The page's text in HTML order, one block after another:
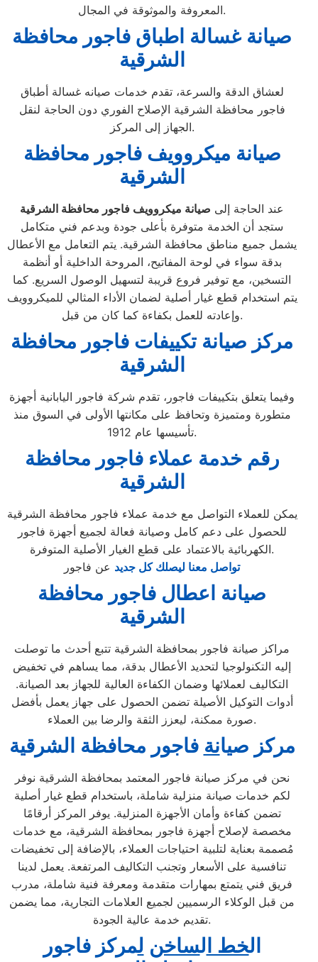
المعروفة والموثوقة في المجال.
صيانة غسالة اطباق فاجور محافظة
الشرقية
لعشاق الدقة والسرعة، تقدم خدمات صيانه غسالة أطباق
فاجور محافظة الشرقية الإصلاح الفوري دون الحاجة لنقل
الجهاز إلى المركز.
صيانة ميكروويف فاجور محافظة
الشرقية
عند الحاجة إلى صيانة ميكروويف فاجور محافظة الشرقية
ستجد أن الخدمة متوفرة بأعلى جودة وبدعم فني متكامل
يشمل جميع مناطق محافظة الشرقية. يتم التعامل مع الأعطال
بدقة سواء في لوحة المفاتيح، المروحة الداخلية أو أنظمة
التسخين، مع توفير فروع قريبة لتسهيل الوصول السريع. كما
يتم استخدام قطع غيار أصلية لضمان الأداء المثالي للميكروويف
وإعادته للعمل بكفاءة كما كان من قبل.
مركز صيانة تكييفات فاجور محافظة
الشرقية
وفيما يتعلق بتكييفات فاجور، تقدم شركة فاجور اليابانية أجهزة
متطورة ومتميزة وتحافظ على مكانتها الأولى في السوق منذ
تأسيسها عام 1912.
رقم خدمة عملاء فاجور محافظة
الشرقية
يمكن للعملاء التواصل مع خدمة عملاء فاجور محافظة الشرقية
للحصول على دعم كامل وصيانة فعالة لجميع أجهزة فاجور
الكهربائية بالاعتماد على قطع الغيار الأصلية المتوفرة.
تواصل معنا ليصلك كل جديد عن فاجور
صيانة اعطال فاجور محافظة
الشرقية
مراكز صيانة فاجور بمحافظة الشرقية تتبع أحدث ما توصلت
إليه التكنولوجيا لتحديد الأعطال بدقة، مما يساهم في تخفيض
التكاليف لعملائها وضمان الكفاءة العالية للجهاز بعد الصيانة.
أدوات التوكيل الأصيلة تضمن الحصول على جهاز يعمل بأفضل
صورة ممكنة، ليعزز الثقة والرضا بين العملاء.
مركز صيانة فاجور محافظة الشرقية
نحن في مركز صيانة فاجور المعتمد بمحافظة الشرقية نوفر
لكم خدمات صيانة منزلية شاملة، باستخدام قطع غيار أصلية
تضمن كفاءة وأمان الأجهزة المنزلية. يوفر المركز أرقامًا
مخصصة لإصلاح أجهزة فاجور بمحافظة الشرقية، مع خدمات
مُصممة بعناية لتلبية احتياجات العملاء، بالإضافة إلى تخفيضات
تنافسية على الأسعار وتجنب التكاليف المرتفعة. يعمل لدينا
فريق فني يتمتع بمهارات متقدمة ومعرفة فنية شاملة، مدرب
من قبل الوكلاء الرسميين لجميع العلامات التجارية، مما يضمن
تقديم خدمة عالية الجودة.
الخط ا لساخن لمركز فاجور